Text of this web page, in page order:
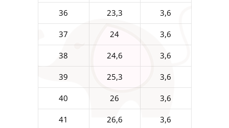
36 23,3 3,6
37 24 3,6
38 24,6 3,6
39 25,3 3,6
40 26 3,6
41 26,6 3,6